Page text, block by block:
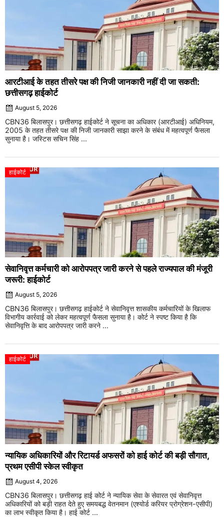
आरटीआई के तहत तीसरे पक्ष की निजी जानकारी नहीं दी जा सकती:
छत्तीसगढ़ हाईकोर्ट
August 5, 2026
CBN36 बिलासपुर। छत्तीसगढ़ हाईकोर्ट ने सूचना का अधिकार (आरटीआई) अधिनियम,
2005 के तहत तीसरे पक्ष की निजी जानकारी साझा करने के संबंध में महत्वपूर्ण फैसला
सुनाया है। जस्टिस सचिन सिंह ...
हाईकोर्ट
सेवानिवृत्त कर्मचारी को आरोपपत्र जारी करने से पहले राज्यपाल की मंजूरी
जरूरी: हाईकोर्ट
August 5, 2026
CBN36 बिलासपुर। छत्तीसगढ़ हाईकोर्ट ने सेवानिवृत्त शासकीय कर्मचारियों के खिलाफ
विभागीय कार्रवाई को लेकर महत्वपूर्ण फैसला सुनाया है। कोर्ट ने स्पष्ट किया है कि
सेवानिवृत्ति के बाद आरोपपत्र जारी करने ...
हाईकोर्ट
न्यायिक अधिकारियों और रिटायर्ड अफसरों को हाई कोर्ट की बड़ी सौगात,
प्रथम एसीपी स्केल स्वीकृत
August 4, 2026
CBN36 बिलासपुर। छत्तीसगढ़ हाई कोर्ट ने न्यायिक सेवा के सेवारत एवं सेवानिवृत्त
अधिकारियों को बड़ी राहत देते हुए समयबद्ध वेतनमान (एश्योर्ड करियर प्रोग्रेशन-एसीपी)
का लाभ स्वीकृत किया है। हाई कोर्ट ...